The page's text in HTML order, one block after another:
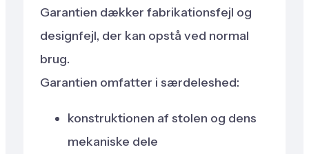
Garantien dækker fabrikationsfejl og
designfejl, der kan opstå ved normal
brug.
Garantien omfatter i særdeleshed:
konstruktionen af stolen og dens
mekaniske dele